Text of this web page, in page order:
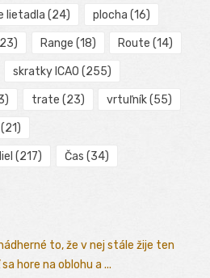
lietadla (24) plocha (16)
Range (18) Route (14)
skratky ICAO (255)
trate (23) vrtuľník(55)
(21)
(217) Čas (34)
to, že v nej stále žije ten
hore na oblohu a ...